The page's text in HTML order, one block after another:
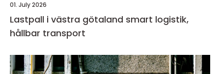
01. July 2026
Lastpall i västra götaland smart logistik,
hållbar transport